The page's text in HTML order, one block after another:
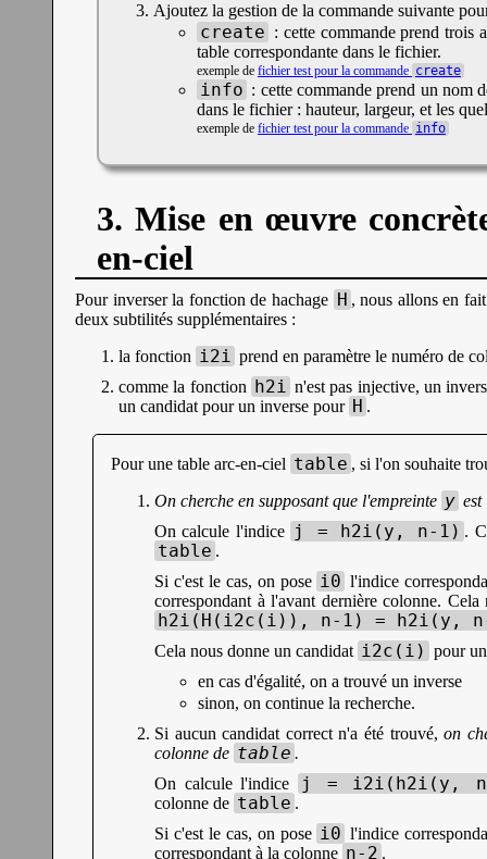
Ajoutez la gestion de la commande suivante
create : cette commande prend trois
table correspondante dans le fichier.
exemple de fichier test pour la commande create
info : cette commande prend un nom
dans le fichier : hauteur, largeur, et les
exemple de fichier test pour la commande info
3. Mise en œuvre
en-ciel
Pour inverser la fonction de hachage H , nous allons en
deux subtilités supplémentaires :
la fonction i2i prend en paramètre le numéro de
comme la fonction
h2i n'est pas injective, un
un candidat pour un inverse pour H .
Pour une table arc-en-ciel table , si l'on souhaite
On cherche en supposant que l'empreinte y
On calcule l'indice j = h2i(y, n-1) .
table .
Si c'est le cas, on pose i0 l'indice
correspondant à l'avant dernière colonne.
h2i(H(i2c(i)), n-1) = h2i(y,
Cela nous donne un candidat i2c(i) pour
en cas d'égalité, on a trouvé un inverse
sinon, on continue la recherche.
Si aucun candidat correct n'a été trouvé,on
colonne de table .
On calcule l'indice
j = i2i(h2i(y,
colonne de table .
Si c'est le cas, on pose i0 l'indice
correspondant à la colonne n-2 .